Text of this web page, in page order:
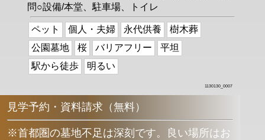
問○設備/本堂、駐車場、トイレ
ペット 個人・夫婦 永代供養
樹木葬
公園墓地
桜 バリアフリー
平坦
駅から徒歩
明るい
1130130_0007
見学予約・資料請求（無料）
※首都圏の墓地不足は深刻です。良い場所はお